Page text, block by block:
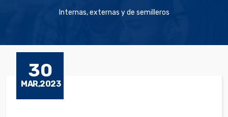
Internas, externas y de semilleros
30
MAR,2023